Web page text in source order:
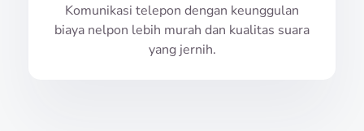
Komunikasi telepon dengan keunggulan
biaya nelpon lebih murah dan kualitas suara
yang jernih.